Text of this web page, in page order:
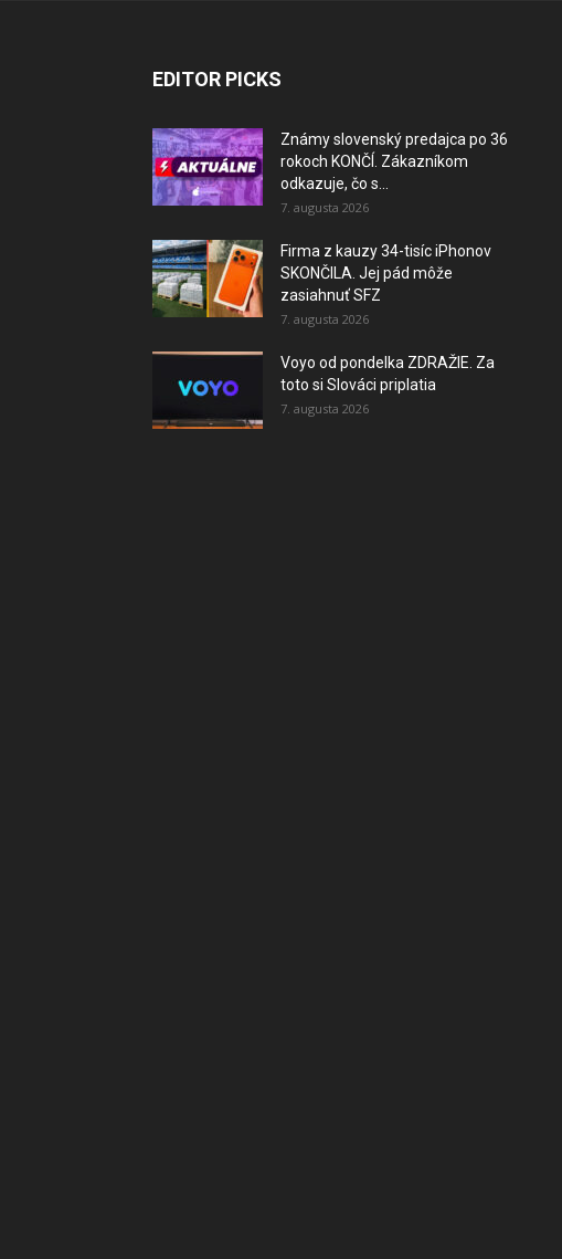
EDITOR PICKS
Známy slovenský predajca po 36
rokoch KONČÍ. Zákazníkom
odkazuje, čo s...
7. augusta 2026
Firma z kauzy 34-tisíc iPhonov
SKONČILA. Jej pád môže
zasiahnuť SFZ
7. augusta 2026
Voyo od pondelka ZDRAŽIE. Za
toto si Slováci priplatia
7. augusta 2026